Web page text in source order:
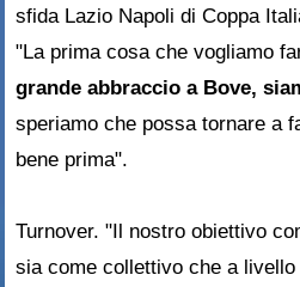
sfida Lazio Napoli di Coppa
"La prima cosa che vogliamo
grande abbraccio a Bove,
speriamo che possa tornare a
bene prima".
Turnover. "Il nostro obiettivo
sia come collettivo che a